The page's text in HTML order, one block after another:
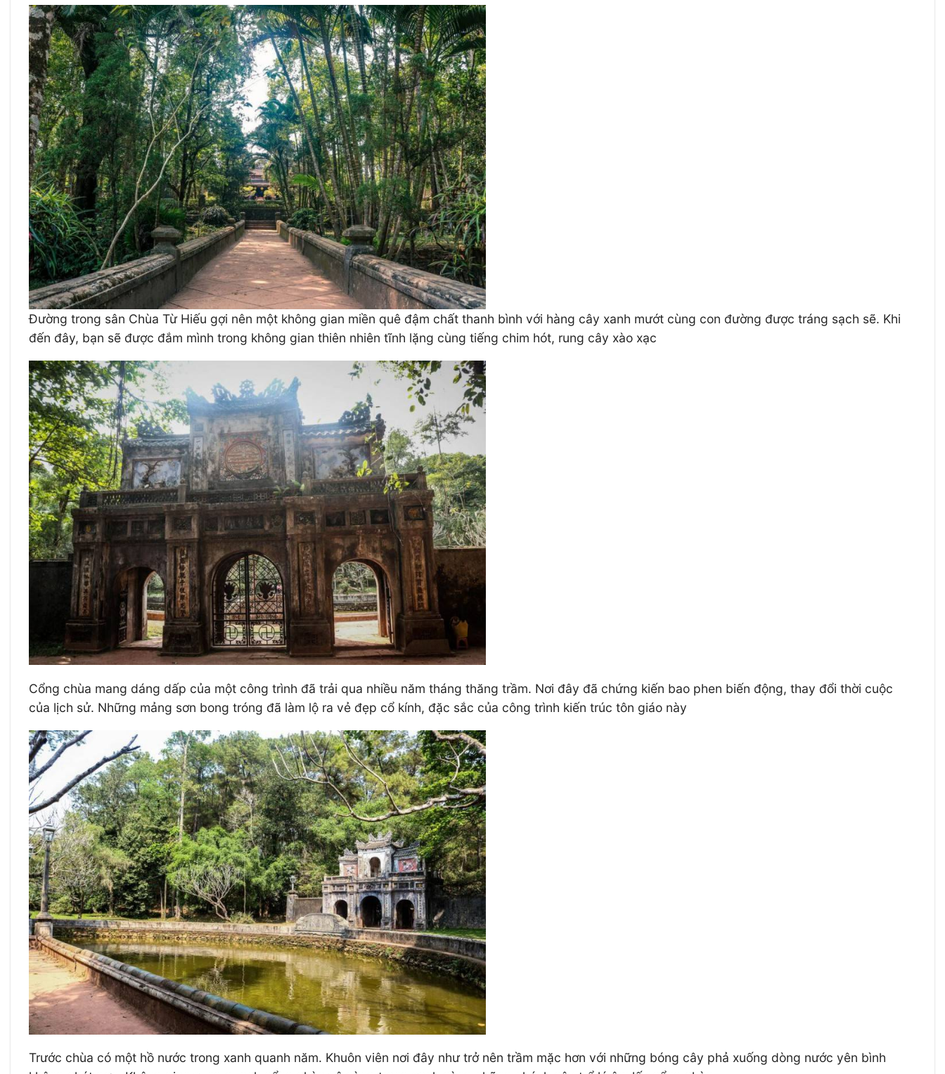
Đường trong sân Chùa Từ Hiếu gợi nên một không gian miền quê đậm chất thanh bình với hàng cây xanh mướt cùng con đường được tráng sạch sẽ. Khi
đến đây, bạn sẽ được đắm mình trong không gian thiên nhiên tĩnh lặng cùng tiếng chim hót, rung cây xào xạc
Cổng chùa mang dáng dấp của một công trình đã trải qua nhiều năm tháng thăng trầm. Nơi đây đã chứng kiến bao phen biến động, thay đổi thời cuộc
của lịch sử. Những mảng sơn bong tróng đã làm lộ ra vẻ đẹp cổ kính, đặc sắc của công trình kiến trúc tôn giáo này
Trước chùa có một hồ nước trong xanh quanh năm. Khuôn viên nơi đây như trở nên trầm mặc hơn với những bóng cây phả xuống dòng nước yên bình